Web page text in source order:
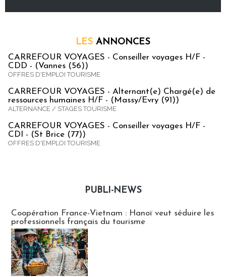
LES ANNONCES
CARREFOUR VOYAGES - Conseiller voyages H/F -
CDD - (Vannes (56))
OFFRES D'EMPLOI TOURISME
CARREFOUR VOYAGES - Alternant(e) Chargé(e) de
ressources humaines H/F - (Massy/Evry (91))
ALTERNANCE / STAGES TOURISME
CARREFOUR VOYAGES - Conseiller voyages H/F -
CDI - (St Brice (77))
OFFRES D'EMPLOI TOURISME
PUBLI-NEWS
Coopération France-Vietnam : Hanoï veut séduire les
professionnels français du tourisme